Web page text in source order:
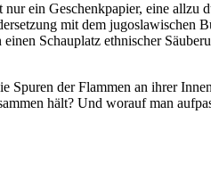
ein Geschenkpapier, eine allzu
mit dem jugoslawischen
Schauplatz ethnischer
der Flammen an ihrer
hält? Und worauf man